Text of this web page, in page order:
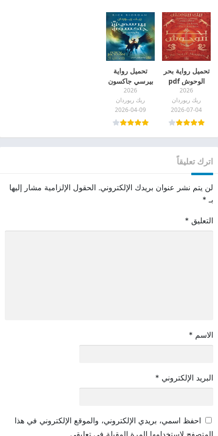
تحميل رواية بحر
الوحوش pdf
2026
ريك ريوردان
2026-07-04
تحميل رواية
بيرسي جاكسون
والأولمبيون pdf
2026
ريك ريوردان
2026-04-09
اترك تعليقاً
لن يتم نشر عنوان بريدك الإلكتروني. الحقول الإلزامية مشار إليها
بـ *
التعليق *
الاسم *
البريد الإلكتروني *
احفظ اسمي، بريدي الإلكتروني، والموقع الإلكتروني في هذا
المتصفح لاستخدامها المرة المقبلة في تعليقي.